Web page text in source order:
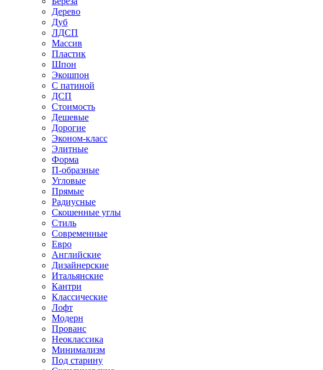
Дерево
Дуб
ЛДСП
Массив
Пластик
Шпон
Экошпон
С патиной
ДСП
Стоимость
Дешевые
Дорогие
Эконом-класс
Элитные
Форма
П-образные
Угловые
Прямые
Радиусные
Скошенные углы
Стиль
Современные
Евро
Английские
Дизайнерские
Итальянские
Кантри
Классические
Лофт
Модерн
Прованс
Неоклассика
Минимализм
Под старину